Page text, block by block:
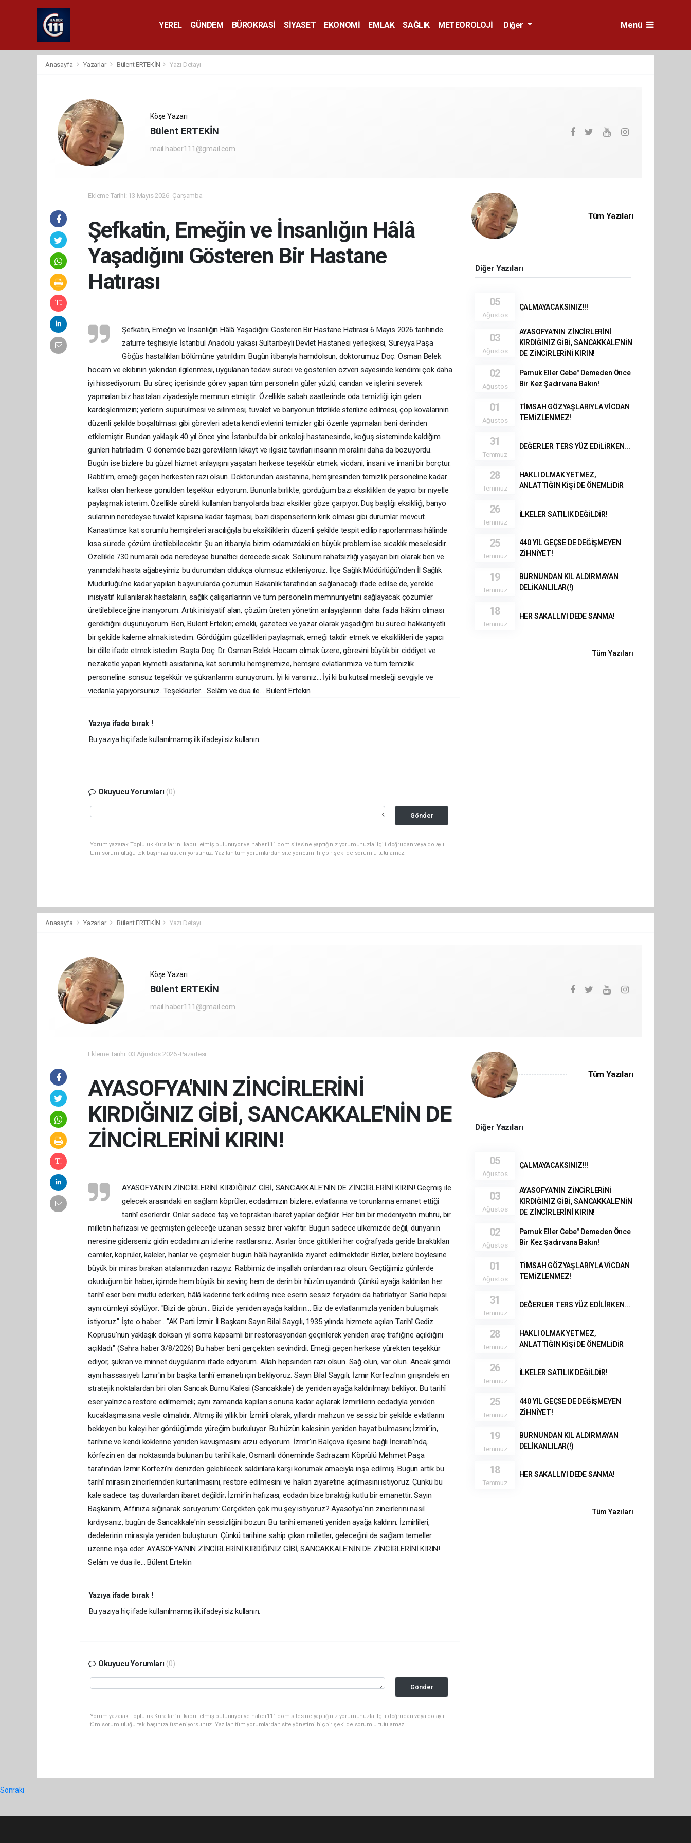
YEREL GÜNDEM BÜROKRASİ SİYASET EKONOMİ EMLAK SAĞLIK
METEOROLOJİ
Diğer Menü
Anasayfa Yazarlar Bülent ERTEKİN Yazı Detayı
Köşe Yazarı
Bülent ERTEKİN
mail.haber111@gmail.com
Ekleme Tarihi: 13 Mayıs 2026 -Çarşamba
Şefkatin, Emeğin ve İnsanlığın Hâlâ
Yaşadığını Gösteren Bir Hastane
Hatırası
Şefkatin, Emeğin ve İnsanlığın Hâlâ Yaşadığını Gösteren Bir Hastane Hatırası 6 Mayıs 2026 tarihinde
zatürre teşhisiyle İstanbul Anadolu yakası Sultanbeyli Devlet Hastanesi yerleşkesi, Süreyya Paşa
Göğüs hastalıkları bölümüne yatırıldım. Bugün itibarıyla hamdolsun, doktorumuz Doç. Osman Belek
hocam ve ekibinin yakından ilgilenmesi, uygulanan tedavi süreci ve gösterilen özveri sayesinde kendimi çok daha
iyi hissediyorum. Bu süreç içerisinde görev yapan tüm personelin güler yüzlü, candan ve işlerini severek
yapmaları biz hastaları ziyadesiyle memnun etmiştir. Özellikle sabah saatlerinde oda temizliği için gelen
kardeşlerimizin; yerlerin süpürülmesi ve silinmesi, tuvalet ve banyonun titizlikle sterilize edilmesi, çöp kovalarının
düzenli şekilde boşaltılması gibi görevleri adeta kendi evlerini temizler gibi özenle yapmaları beni derinden
etkilemiştir. Bundan yaklaşık 40 yıl önce yine İstanbul’da bir onkoloji hastanesinde, koğuş sisteminde kaldığım
günleri hatırladım. O dönemde bazı görevlilerin lakayt ve ilgisiz tavırları insanın moralini daha da bozuyordu.
Bugün ise bizlere bu güzel hizmet anlayışını yaşatan herkese teşekkür etmek; vicdani, insani ve imani bir borçtur.
Rabb’im, emeği geçen herkesten razı olsun. Doktorundan asistanına, hemşiresinden temizlik personeline kadar
katkısı olan herkese gönülden teşekkür ediyorum. Bununla birlikte, gördüğüm bazı eksiklikleri de yapıcı bir niyetle
paylaşmak isterim. Özellikle sürekli kullanılan banyolarda bazı eksikler göze çarpıyor. Duş başlığı eksikliği, banyo
sularının neredeyse tuvalet kapısına kadar taşması, bazı dispenserlerin kırık olması gibi durumlar mevcut.
Kanaatimce kat sorumlu hemşireleri aracılığıyla bu eksikliklerin düzenli şekilde tespit edilip raporlanması hâlinde
kısa sürede çözüm üretilebilecektir. Şu an itibarıyla bizim odamızdaki en büyük problem ise sıcaklık meselesidir.
Özellikle 730 numaralı oda neredeyse bunaltıcı derecede sıcak. Solunum rahatsızlığı yaşayan biri olarak ben ve
yanımdaki hasta ağabeyimiz bu durumdan oldukça olumsuz etkileniyoruz. İlçe Sağlık Müdürlüğü’nden İl Sağlık
Müdürlüğü’ne kadar yapılan başvurularda çözümün Bakanlık tarafından sağlanacağı ifade edilse de, yerelde
inisiyatif kullanılarak hastaların, sağlık çalışanlarının ve tüm personelin memnuniyetini sağlayacak çözümler
üretilebileceğine inanıyorum. Artık inisiyatif alan, çözüm üreten yönetim anlayışlarının daha fazla hâkim olması
gerektiğini düşünüyorum. Ben, Bülent Ertekin; emekli, gazeteci ve yazar olarak yaşadığım bu süreci hakkaniyetli
bir şekilde kaleme almak istedim. Gördüğüm güzellikleri paylaşmak, emeği takdir etmek ve eksiklikleri de yapıcı
bir dille ifade etmek istedim. Başta Doç. Dr. Osman Belek Hocam olmak üzere, görevini büyük bir ciddiyet ve
nezaketle yapan kıymetli asistanına, kat sorumlu hemşiremize, hemşire evlatlarımıza ve tüm temizlik
personeline sonsuz teşekkür ve şükranlarımı sunuyorum. İyi ki varsınız… İyi ki bu kutsal mesleği sevgiyle ve
vicdanla yapıyorsunuz. Teşekkürler… Selâm ve dua ile… Bülent Ertekin
Yazıya ifade bırak !
Bu yazıya hiç ifade kullanılmamış ilk ifadeyi siz kullanın.
Okuyucu Yorumları (0)
Gönder
Yorum yazarak Topluluk Kuralları’nı kabul etmiş bulunuyor ve haber111.com sitesine yaptığınız yorumunuzla ilgili doğrudan veya dolaylı
tüm sorumluluğu tek başınıza üstleniyorsunuz. Yazılan tüm yorumlardan site yönetimi hiçbir şekilde sorumlu tutulamaz.
Tüm Yazıları
Diğer Yazıları
05
Ağustos
ÇALMAYACAKSINIZ!!!
03
Ağustos
AYASOFYA'NIN ZİNCİRLERİNİ
KIRDIĞINIZ GİBİ, SANCAKKALE'NİN
DE ZİNCİRLERİNİ KIRIN!
02
Ağustos
Pamuk Eller Cebe" Demeden Önce
Bir Kez Şadırvana Bakın!
01
Ağustos
TİMSAH GÖZYAŞLARIYLA VİCDAN
TEMİZLENMEZ!
31
Temmuz
DEĞERLER TERS YÜZ EDİLİRKEN...
28
Temmuz
HAKLI OLMAK YETMEZ,
ANLATTIĞIN KİŞİ DE ÖNEMLİDİR
26
Temmuz
İLKELER SATILIK DEĞİLDİR!
25
Temmuz
440 YIL GEÇSE DE DEĞİŞMEYEN
ZİHNİYET!
19
Temmuz
BURNUNDAN KIL ALDIRMAYAN
DELİKANLILAR(!)
18
Temmuz
HER SAKALLIYI DEDE SANMA!
Tüm Yazıları
Anasayfa Yazarlar Bülent ERTEKİN Yazı Detayı
Köşe Yazarı
Bülent ERTEKİN
mail.haber111@gmail.com
Ekleme Tarihi: 03 Ağustos 2026 -Pazartesi
AYASOFYA'NIN ZİNCİRLERİNİ
KIRDIĞINIZ GİBİ, SANCAKKALE'NİN DE
ZİNCİRLERİNİ KIRIN!
AYASOFYA'NIN ZİNCİRLERİNİ KIRDIĞINIZ GİBİ, SANCAKKALE'NİN DE ZİNCİRLERİNİ KIRIN! Geçmiş ile
gelecek arasındaki en sağlam köprüler, ecdadımızın bizlere; evlatlarına ve torunlarına emanet ettiği
tarihî eserlerdir. Onlar sadece taş ve topraktan ibaret yapılar değildir. Her biri bir medeniyetin mührü, bir
milletin hafızası ve geçmişten geleceğe uzanan sessiz birer vakıftır. Bugün sadece ülkemizde değil, dünyanın
neresine giderseniz gidin ecdadımızın izlerine rastlarsınız. Asırlar önce gittikleri her coğrafyada geride bıraktıkları
camiler, köprüler, kaleler, hanlar ve çeşmeler bugün hâlâ hayranlıkla ziyaret edilmektedir. Bizler, bizlere böylesine
büyük bir miras bırakan atalarımızdan razıyız. Rabbimiz de inşallah onlardan razı olsun. Geçtiğimiz günlerde
okuduğum bir haber, içimde hem büyük bir sevinç hem de derin bir hüzün uyandırdı. Çünkü ayağa kaldırılan her
tarihî eser beni mutlu ederken, hâlâ kaderine terk edilmiş nice eserin sessiz feryadını da hatırlatıyor. Sanki hepsi
aynı cümleyi söylüyor: "Bizi de görün... Bizi de yeniden ayağa kaldırın... Biz de evlatlarımızla yeniden buluşmak
istiyoruz." İşte o haber... "AK Parti İzmir İl Başkanı Sayın Bilal Saygılı, 1935 yılında hizmete açılan Tarihî Gediz
Köprüsü'nün yaklaşık doksan yıl sonra kapsamlı bir restorasyondan geçirilerek yeniden araç trafiğine açıldığını
açıkladı." (Sahra haber 3/8/2026) Bu haber beni gerçekten sevindirdi. Emeği geçen herkese yürekten teşekkür
ediyor, şükran ve minnet duygularımı ifade ediyorum. Allah hepsinden razı olsun. Sağ olun, var olun. Ancak şimdi
aynı hassasiyeti İzmir'in bir başka tarihî emaneti için bekliyoruz. Sayın Bilal Saygılı, İzmir Körfezi'nin girişindeki en
stratejik noktalardan biri olan Sancak Burnu Kalesi (Sancakkale) de yeniden ayağa kaldırılmayı bekliyor. Bu tarihî
eser yalnızca restore edilmemeli; aynı zamanda kapıları sonuna kadar açılarak İzmirlilerin ecdadıyla yeniden
kucaklaşmasına vesile olmalıdır. Altmış iki yıllık bir İzmirli olarak, yıllardır mahzun ve sessiz bir şekilde evlatlarını
bekleyen bu kaleyi her gördüğümde yüreğim burkuluyor. Bu hüzün kalesinin yeniden hayat bulmasını; İzmir'in,
tarihine ve kendi köklerine yeniden kavuşmasını arzu ediyorum. İzmir'in Balçova ilçesine bağlı İnciraltı'nda,
körfezin en dar noktasında bulunan bu tarihî kale, Osmanlı döneminde Sadrazam Köprülü Mehmet Paşa
tarafından İzmir Körfezi'ni denizden gelebilecek saldırılara karşı korumak amacıyla inşa edilmiş. Bugün artık bu
tarihî mirasın zincirlerinden kurtarılmasını, restore edilmesini ve halkın ziyaretine açılmasını istiyoruz. Çünkü bu
kale sadece taş duvarlardan ibaret değildir; İzmir'in hafızası, ecdadın bize bıraktığı kutlu bir emanettir. Sayın
Başkanım, Affınıza sığınarak soruyorum: Gerçekten çok mu şey istiyoruz? Ayasofya'nın zincirlerini nasıl
kırdıysanız, bugün de Sancakkale'nin sessizliğini bozun. Bu tarihî emaneti yeniden ayağa kaldırın. İzmirlileri,
dedelerinin mirasıyla yeniden buluşturun. Çünkü tarihine sahip çıkan milletler, geleceğini de sağlam temeller
üzerine inşa eder. AYASOFYA'NIN ZİNCİRLERİNİ KIRDIĞINIZ GİBİ, SANCAKKALE'NİN DE ZİNCİRLERİNİ KIRIN!
Selâm ve dua ile... Bülent Ertekin
Yazıya ifade bırak !
Bu yazıya hiç ifade kullanılmamış ilk ifadeyi siz kullanın.
Okuyucu Yorumları (0)
Gönder
Yorum yazarak Topluluk Kuralları’nı kabul etmiş bulunuyor ve haber111.com sitesine yaptığınız yorumunuzla ilgili doğrudan veya dolaylı
tüm sorumluluğu tek başınıza üstleniyorsunuz. Yazılan tüm yorumlardan site yönetimi hiçbir şekilde sorumlu tutulamaz.
Tüm Yazıları
Diğer Yazıları
05
Ağustos
ÇALMAYACAKSINIZ!!!
03
Ağustos
AYASOFYA'NIN ZİNCİRLERİNİ
KIRDIĞINIZ GİBİ, SANCAKKALE'NİN
DE ZİNCİRLERİNİ KIRIN!
02
Ağustos
Pamuk Eller Cebe" Demeden Önce
Bir Kez Şadırvana Bakın!
01
Ağustos
TİMSAH GÖZYAŞLARIYLA VİCDAN
TEMİZLENMEZ!
31
Temmuz
DEĞERLER TERS YÜZ EDİLİRKEN...
28
Temmuz
HAKLI OLMAK YETMEZ,
ANLATTIĞIN KİŞİ DE ÖNEMLİDİR
26
Temmuz
İLKELER SATILIK DEĞİLDİR!
25
Temmuz
440 YIL GEÇSE DE DEĞİŞMEYEN
ZİHNİYET!
19
Temmuz
BURNUNDAN KIL ALDIRMAYAN
DELİKANLILAR(!)
18
Temmuz
HER SAKALLIYI DEDE SANMA!
Tüm Yazıları
Sonraki